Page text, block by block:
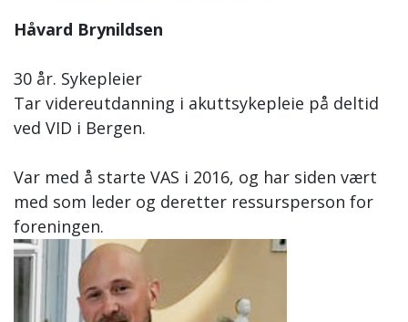
Håvard Brynildsen
30 år. Sykepleier
Tar videreutdanning i akuttsykepleie på deltid
ved VID i Bergen.
Var med å starte VAS i 2016, og har siden vært
med som leder og deretter ressursperson for
foreningen.